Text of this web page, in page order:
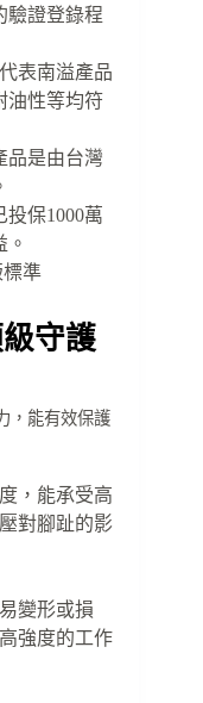
驗證登錄程
表南溢產品
油性等均符
品是由台灣
投保1000萬
標準
守護
，能有效保護
，能承受高
對腳趾的影
變形或損
強度的工作